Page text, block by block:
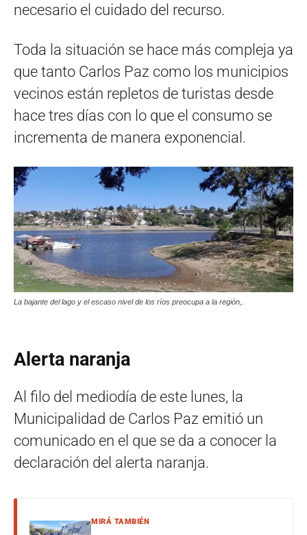
necesario el cuidado del recurso.
Toda la situación se hace más compleja ya
que tanto Carlos Paz como los municipios
vecinos están repletos de turistas desde
hace tres días con lo que el consumo se
incrementa de manera exponencial.
La bajante del lago y el escaso nivel de los ríos preocupa a la región,.
Alerta naranja
Al filo del mediodía de este lunes, la
Municipalidad de Carlos Paz emitió un
comunicado en el que se da a conocer la
declaración del alerta naranja.
MIRÁ TAMBIÉN